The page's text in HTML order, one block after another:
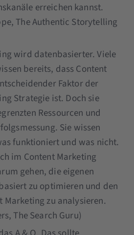
erreichen kannst.
The Authentic Storytelling
wird datenbasierter. Viele
bereits, dass Content
Faktor der
Strategie ist. Doch sie
Ressourcen und
Sie wissen
funktioniert und was nicht.
im Content Marketing
gehen, die eigenen
zu optimieren und den
Marketing zu analysieren.
The Search Guru)